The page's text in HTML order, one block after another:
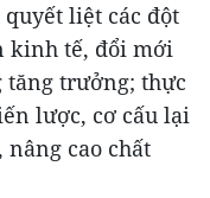
liệt các đột
kinh tế, đổi mới
tăng trưởng; thực
lược, cơ cấu lại
cao chất